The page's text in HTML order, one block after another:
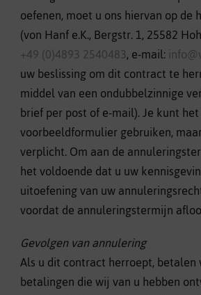
oefenen, moet u ons hiervan op de
(von Hanf e.K., Bergstr. 1, 25582
+49 (0)4893 2540483, e-mail:
uw beslissing om dit contract te
middel van een ondubbelzinnige
brief per post of e-mail). Je kunt
voorbeeldformulier gebruiken,
verplicht. Om aan de
het voldoende dat u uw
uitoefening van uw
voordat de annuleringstermijn
Gevolgen van annulering
Als u dit contract herroept,
betalingen die wij van u hebben